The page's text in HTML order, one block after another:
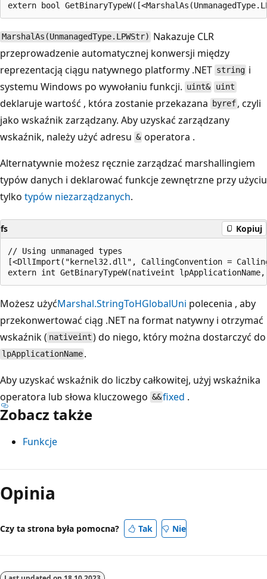
MarshalAs(UnmanagedType.LPWStr) Nakazuje CLR
przeprowadzenie automatycznej konwersji między
reprezentacją ciągu natywnego platformy .NET string i
systemu Windows po wywołaniu funkcji. uint& uint
deklaruje wartość , która zostanie przekazana byref , czyli
jako wskaźnik zarządzany. Aby uzyskać zarządzany
wskaźnik, należy użyć adresu & operatora .
Alternatywnie możesz ręcznie zarządzać marshallingiem
typów danych i deklarować funkcje zewnętrzne przy użyciu
tylko typów niezarządzanych.
fs Kopiuj
// Using unmanaged types
[<DllImport("kernel32.dll", CallingConvention =
Możesz użyćMarshal.StringToHGlobalUni polecenia , aby
przekonwertować ciąg .NET na format natywny i otrzymać
wskaźnik ( nativeint ) do niego, który można dostarczyć do
lpApplicationName .
Aby uzyskać wskaźnik do liczby całkowitej, użyj wskaźnika
operatora lub słowa kluczowego &&fixed .
Zobacz także
Funkcje
Tryb
odczytu
wyłączony
Opinia
Czy ta strona była pomocna? Tak Nie